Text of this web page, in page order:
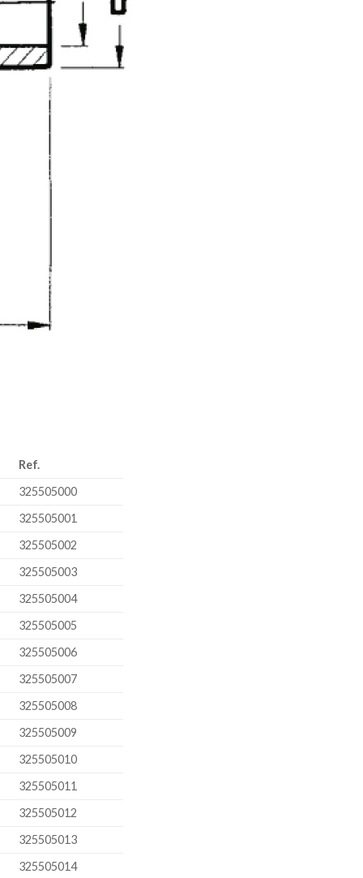
Ref.
325505000
325505001
325505002
325505003
325505004
325505005
325505006
325505007
325505008
325505009
325505010
325505011
325505012
325505013
325505014